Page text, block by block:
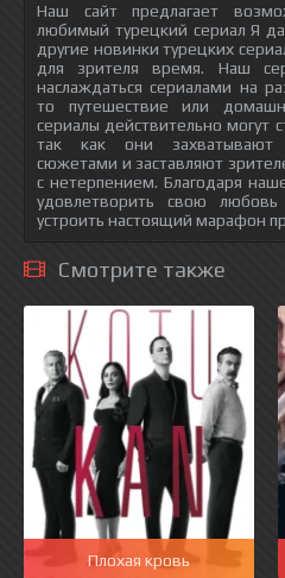
Наш сайт предлагает
любимый турецкий сериал Я
другие новинки турецких
для зрителя время. Наш
наслаждаться сериалами на
то путешествие или
сериалы действительно могут
так как они захватывают
сюжетами и заставляют
с нетерпением. Благодаря
удовлетворить свою
устроить настоящий марафон
Смотрите также
Плохая кровь